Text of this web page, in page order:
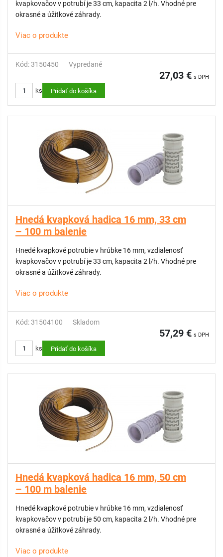
kvapkovačov v potrubí je 33 cm, kapacita 2 l/h. Vhodné pre
okrasné a úžitkové záhrady.
Viac o produkte
Kód: 3150450 Vypredané
27,03 € s DPH
ks Pridať do košíka
Hnedá kvapková hadica 16 mm, 33 cm
– 100 m balenie
Hnedé kvapkové potrubie v hrúbke 16 mm, vzdialenosť
kvapkovačov v potrubí je 33 cm, kapacita 2 l/h. Vhodné pre
okrasné a úžitkové záhrady.
Viac o produkte
Kód: 31504100 Skladom
57,29 € s DPH
ks Pridať do košíka
Hnedá kvapková hadica 16 mm, 50 cm
– 100 m balenie
Hnedé kvapkové potrubie v hrúbke 16 mm, vzdialenosť
kvapkovačov v potrubí je 50 cm, kapacita 2 l/h. Vhodné pre
okrasné a úžitkové záhrady.
Viac o produkte